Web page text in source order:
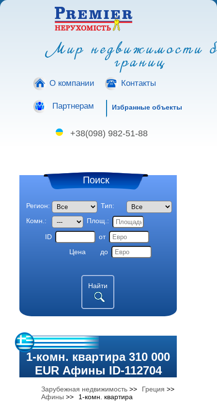
Мир недвижимости
границ
О компании Контакты
Партнерам Избранные объекты
+38(098) 982-51-88
Поиск
Регион:
Тип:
Комн.:
Площ.:
ID
от
Цена
до
Найти
1-комн. квартира 310 000
EUR Афины ID-112704
Зарубежная недвижимость >> Греция >>
Афины >> 1-комн. квартира